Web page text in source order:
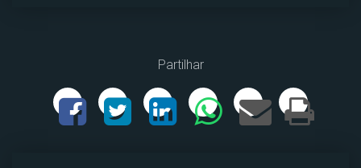
Partilhar